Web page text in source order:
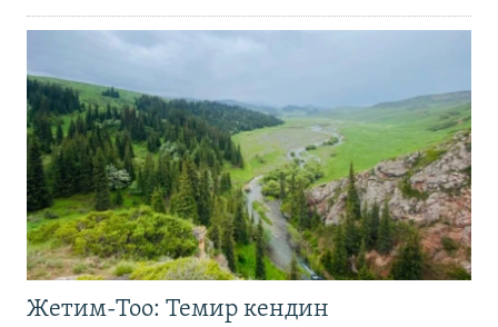
Жетим-Тоо: Темир кендин